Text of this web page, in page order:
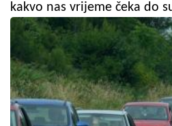
kakvo nas vrijeme čeka do